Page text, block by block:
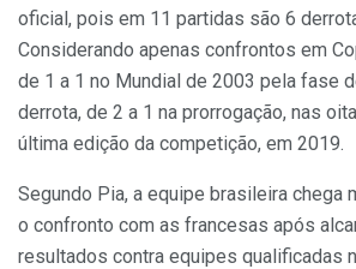
oficial, pois em 11 partidas são 6
Considerando apenas confrontos em
de 1 a 1 no Mundial de 2003 pela fase
derrota, de 2 a 1 na prorrogação, nas
última edição da competição, em 2019.
Segundo Pia, a equipe brasileira chega
o confronto com as francesas após
resultados contra equipes qualificadas